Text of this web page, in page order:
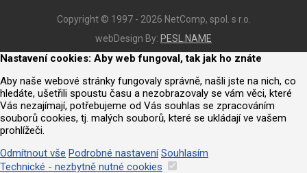
Copyright © 1997 - 2026 NetComp, spol. s r.o.
webDesign By: PESL.NAME
Nastavení cookies: Aby web fungoval, tak jak ho znáte
Aby naše webové stránky fungovaly správně, našli jste na nich, co
hledáte, ušetřili spoustu času a nezobrazovaly se vám věci, které
Vás nezajímají, potřebujeme od Vás souhlas se zpracováním
souborů cookies, tj. malých souborů, které se ukládají ve vašem
prohlížeči.
Odmítnout vše Podrobné nastavení Souhlasím
Technické - nezbytně nutné cookies